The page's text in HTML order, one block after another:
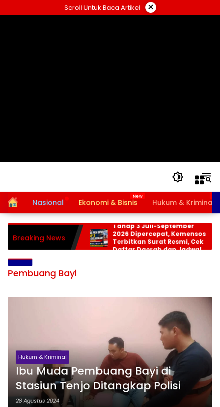
ke
Scroll Untuk Baca Artikel ×
HomeNasional Ekonomi & Bisnis Hukum & Kriminal
Breaking News
Bansos PKH dan BPNT
Tahap 3 Juli-September
2026 Dipercepat, Kemensos
Terbitkan Surat Resmi, Cek
Daftar Daerah dan Jadwal
Pembuang Bayi
Hukum & Kriminal
Ibu Muda Pembuang Bayi di
Stasiun Tenjo Ditangkap Polisi
28 Agustus 2024